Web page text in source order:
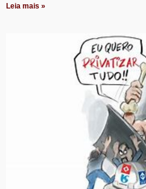
Leia mais »